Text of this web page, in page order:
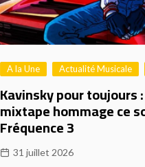
A la Une Actualité Musicale
Kavinsky pour toujours
mixtape hommage ce
Fréquence 3
31 juillet 2026